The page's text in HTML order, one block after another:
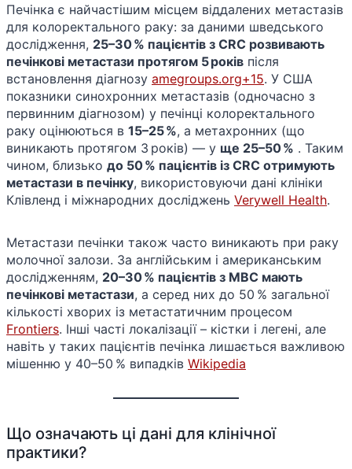
Печінка є найчастішим місцем віддалених метастазів
для колоректального раку: за даними шведського
дослідження, 25–30 % пацієнтів з CRC розвивають
печінкові метастази протягом 5 років після
встановлення діагнозу amegroups.org+15. У США
показники синохронних метастазів (одночасно з
первинним діагнозом) у печінці колоректального
раку оцінюються в 15–25 %, а метахронних (що
виникають протягом 3 років) — у ще 25–50 % . Таким
чином, близько до 50 % пацієнтів із CRC отримують
метастази в печінку, використовуючи дані клініки
Клівленд і міжнародних досліджень Verywell Health.
Метастази печінки також часто виникають при раку
молочної залози. За англійським і американським
дослідженням, 20–30 % пацієнтів з MBC мають
печінкові метастази, а серед них до 50 % загальної
кількості хворих із метастатичним процесом
Frontiers. Інші часті локалізації – кістки і легені, але
навіть у таких пацієнтів печінка лишається важливою
мішенню у 40–50 % випадків Wikipedia
Що означають ці дані для клінічної
практики?